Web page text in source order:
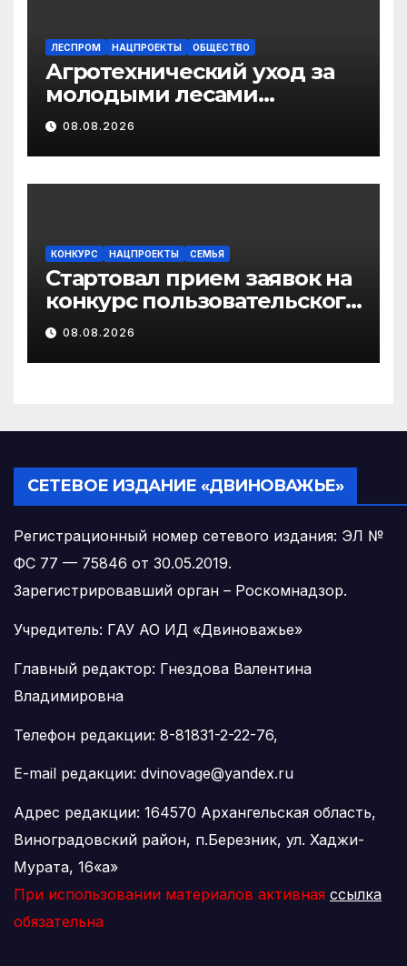
ЛЕСПРОМ НАЦПРОЕКТЫ ОБЩЕСТВО
Агротехнический уход за
молодыми лесами
Поморья провели на
площади более 18 тысяч
гектаров
08.08.2026
КОНКУРС НАЦПРОЕКТЫ СЕМЬЯ
Стартовал прием заявок на
конкурс пользовательского
видео «Отец года – 2026»
08.08.2026
СЕТЕВОЕ ИЗДАНИЕ «ДВИНОВАЖЬЕ»
Регистрационный номер сетевого издания: ЭЛ №
ФС 77 — 75846 от 30.05.2019.
Зарегистрировавший орган – Роскомнадзор.
Учредитель: ГАУ АО ИД «Двиноважье»
Главный редактор: Гнездова Валентина
Владимировна
Телефон редакции: 8-81831-2-22-76,
E-mail редакции: dvinovage@yandex.ru
Адрес редакции: 164570 Архангельская область,
Виноградовский район, п.Березник, ул. Хаджи-
Мурата, 16«а»
При использовании материалов активная ссылка
обязательна